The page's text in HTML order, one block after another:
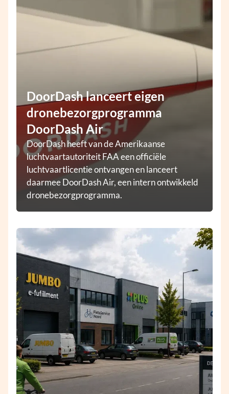
DoorDash lanceert eigen
dronebezorgprogramma
DoorDash Air
DoorDash heeft van de Amerikaanse
luchtvaartautoriteit FAA een officiële
luchtvaartlicentie ontvangen en lanceert
daarmee DoorDash Air, een intern ontwikkeld
dronebezorgprogramma.